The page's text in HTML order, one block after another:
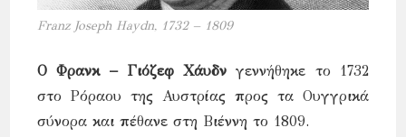
Franz Joseph Haydn, 1732 – 1809
Ο Φρανκ – Γιόζεφ Χάυδν γεννήθηκε το 1732
στο Ρόραου της Αυστρίας προς τα Ουγγρικά
σύνορα και πέθανε στη Βιέννη το 1809.